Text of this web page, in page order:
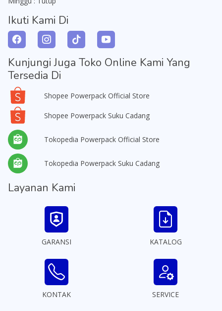
Ikuti Kami Di
Kunjungi Juga Toko Online Kami Yang
Tersedia Di
Shopee Powerpack Official Store
Shopee Powerpack Suku Cadang
Tokopedia Powerpack Official Store
Tokopedia Powerpack Suku Cadang
Layanan Kami
GARANSI KATALOG
KONTAK SERVICE